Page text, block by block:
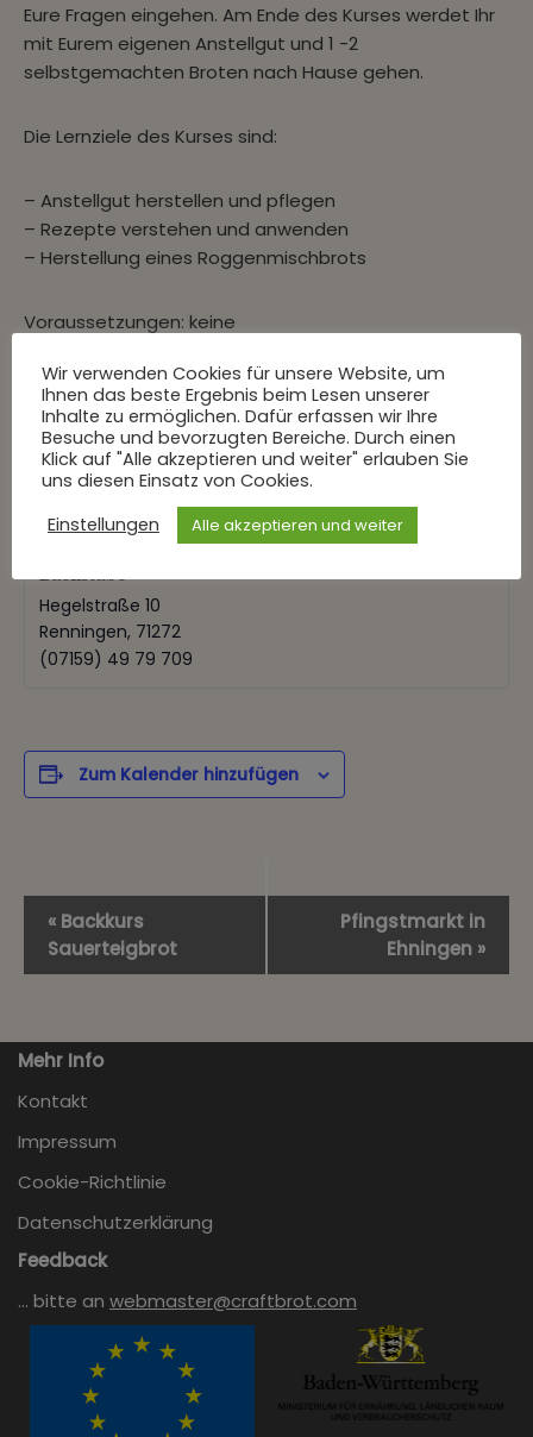
Eure Fragen eingehen. Am Ende des Kurses werdet Ihr
mit Eurem eigenen Anstellgut und 1 -2
selbstgemachten Broten nach Hause gehen.
Die Lernziele des Kurses sind:
– Anstellgut herstellen und pflegen
– Rezepte verstehen und anwenden
– Herstellung eines Roggenmischbrots
Voraussetzungen: keine
€75
Backstube
Hegelstraße 10
Renningen, 71272
(07159) 49 79 709
Zum Kalender hinzufügen
Veranstaltung-
Navigation
« Backkurs
Sauerteigbrot
Pfingstmarkt in
Ehningen »
Mehr Info
Kontakt
Impressum
Cookie-Richtlinie
Datenschutzerklärung
Feedback
… bitte an webmaster@craftbrot.com
Wir verwenden Cookies für unsere Website, um
Ihnen das beste Ergebnis beim Lesen unserer
Inhalte zu ermöglichen. Dafür erfassen wir Ihre
Besuche und bevorzugten Bereiche. Durch einen
Klick auf "Alle akzeptieren und weiter" erlauben Sie
uns diesen Einsatz von Cookies.
Einstellungen
Alle akzeptieren und weiter